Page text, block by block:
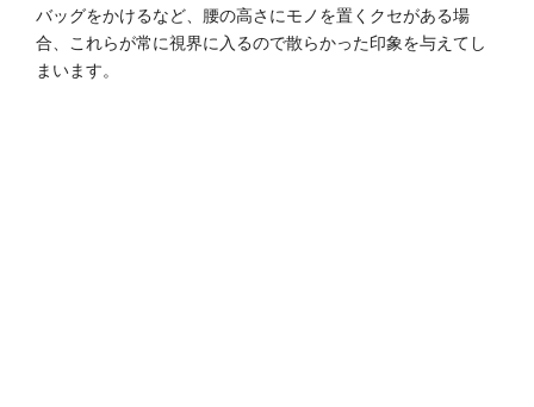
バッグをかけるなど、腰の高さにモノを置くクセがある場
合、これらが常に視界に入るので散らかった印象を与えてし
まいます。